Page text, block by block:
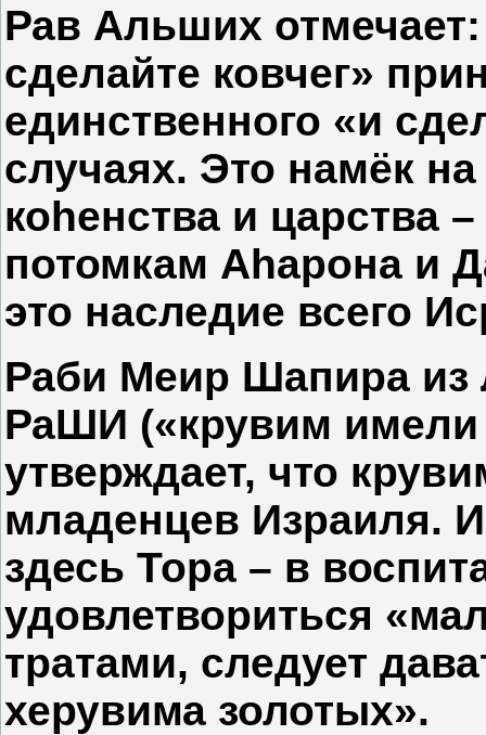
Рав Альших
сделайте ковчег»
единственного «и
случаях. Это намёк
коhенства и царства
потомкам Аhарона и
это наследие всего
Раби Меир Шапира из
РаШИ («крувим
утверждает, что
младенцев Израиля.
здесь Тора – в
удовлетвориться
тратами, следует
херувима золотых».